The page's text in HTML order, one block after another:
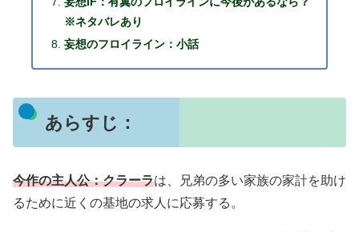
※ネタバレあり
妄想のフロイライン：小話
あらすじ：
今作の主人公：クラーラは、兄弟の多い家族の家計を助け
るために近くの基地の求人に応募する。